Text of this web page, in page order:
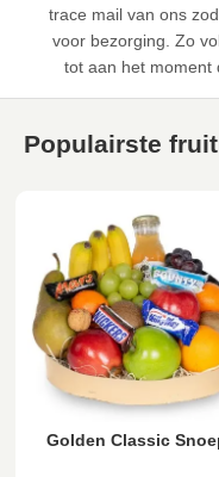
trace mail van ons
voor bezorging. Zo
tot aan het moment
Populairste
Golden Classic